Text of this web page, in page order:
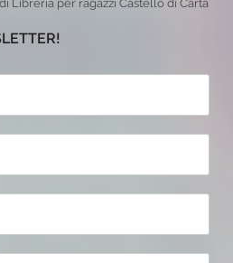
Libreria per ragazzi Castello di Carta